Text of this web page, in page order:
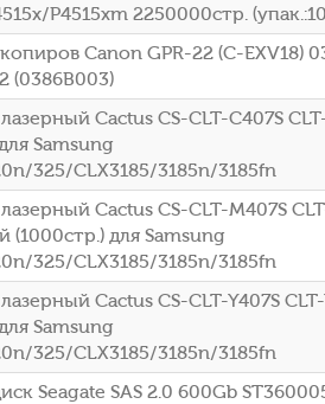
P4515xm 2250000стр.
Canon GPR-22 (C-EXV18)
(0386B003)
Cactus CS-CLT-C407S
Samsung
325/CLX3185/3185n/3185fn
Cactus CS-CLT-M407S
(1000стр.) для Samsung
325/CLX3185/3185n/3185fn
Cactus CS-CLT-Y407S
Samsung
325/CLX3185/3185n/3185fn
Seagate SAS 2.0 600Gb